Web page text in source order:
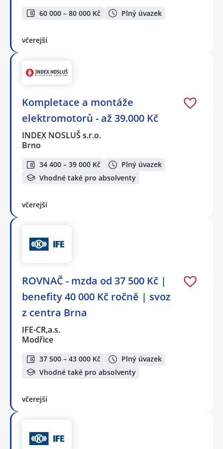
60 000 – 80 000 Kč Plný úvazek
včerejší
Kompletace a montáže
elektromotorů - až 39.000 Kč
INDEX NOSLUŠ s.r.o.
Brno
34 400 – 39 000 Kč
Plný úvazek
Vhodné také pro absolventy
včerejší
ROVNAČ - mzda od 37 500 Kč |
benefity 40 000 Kč ročně | svoz
z centra Brna
IFE-CR,a.s.
Modřice
37 500 – 43 000 Kč
Plný úvazek
Vhodné také pro absolventy
včerejší